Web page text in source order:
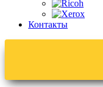
Контакты